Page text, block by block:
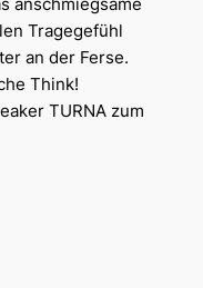
Tragegefühl
an der Ferse.
Think!
TURNA zum